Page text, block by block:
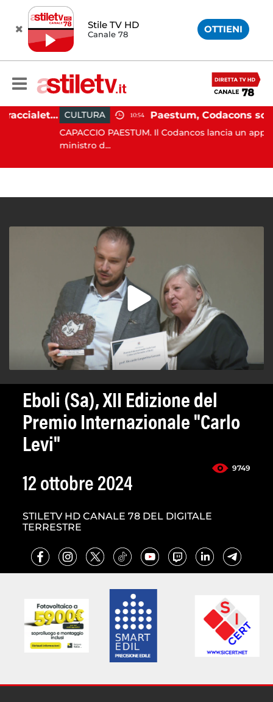
Stile TV HD
Canale 78 OTTIENI
Martina Carbonaro, braccialetto elettronico per i genitori della 14enne uccisa dall'ex CULTURA 10:54
CAPACCIO PAESTUM. Il Codancos lancia un appello al
ministro d...
Eboli (Sa), XII Edizione del
Premio Internazionale "Carlo
Levi"
9749
12 ottobre 2024
STILETV HD CANALE 78 DEL DIGITALE
TERRESTRE